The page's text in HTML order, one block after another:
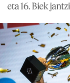
eta 16. Biek